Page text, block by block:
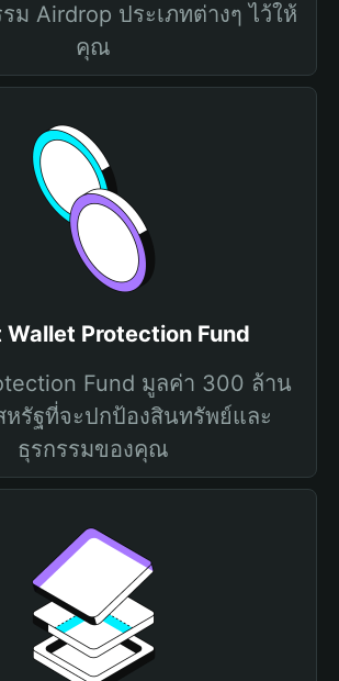
ม Airdrop ประเภทต่างๆ ไว้ให้
คุณ
Wallet Protection Fund
Fund มูลค่า 300 ล้าน
หรัฐที่จะปกป้องสินทรัพย์และ
ธุรกรรมของคุณ